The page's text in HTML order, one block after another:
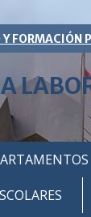
FORMACIÓN